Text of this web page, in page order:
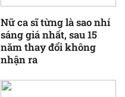
Nữ ca sĩ từng là sao nhí
sáng giá nhất, sau 15
năm thay đổi không
nhận ra